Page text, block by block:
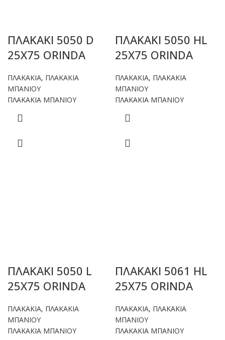
ΠΛΑΚΑΚΙ 5050 D
25X75 ORINDA
ΠΛΑΚΑΚΙΑ, ΠΛΑΚΑΚΙΑ
ΜΠΑΝΙΟΥ
ΠΛΑΚΑΚΙΑ ΜΠΑΝΙΟΥ
ΠΛΑΚΑΚΙ 5050 HL
25X75 ORINDA
ΠΛΑΚΑΚΙΑ, ΠΛΑΚΑΚΙΑ
ΜΠΑΝΙΟΥ
ΠΛΑΚΑΚΙΑ ΜΠΑΝΙΟΥ
ΠΛΑΚΑΚΙ 5050 L
25X75 ORINDA
ΠΛΑΚΑΚΙΑ, ΠΛΑΚΑΚΙΑ
ΜΠΑΝΙΟΥ
ΠΛΑΚΑΚΙΑ ΜΠΑΝΙΟΥ
ΠΛΑΚΑΚΙ 5061 HL
25X75 ORINDA
ΠΛΑΚΑΚΙΑ, ΠΛΑΚΑΚΙΑ
ΜΠΑΝΙΟΥ
ΠΛΑΚΑΚΙΑ ΜΠΑΝΙΟΥ